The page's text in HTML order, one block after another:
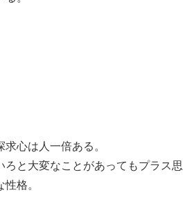
心は人一倍ある。
ろと大変なことがあってもプラス思
格。